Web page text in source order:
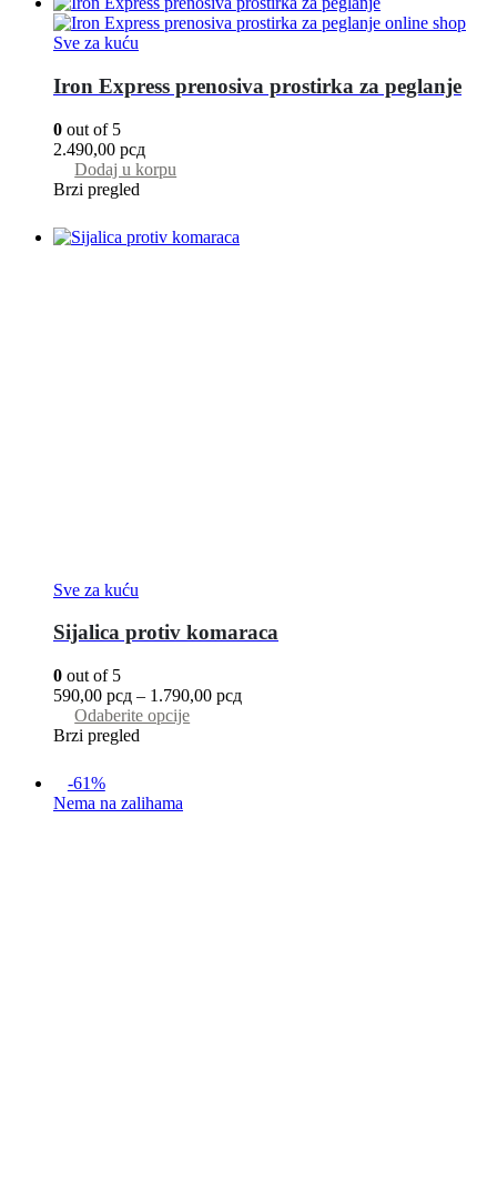
Sve za kuću
Iron Express prenosiva prostirka za peglanje
0 out of 5
2.490,00 рсд
Dodaj u korpu
Brzi pregled
Sve za kuću
Sijalica protiv komaraca
0 out of 5
590,00 рсд – 1.790,00 рсд
Odaberite opcije
Brzi pregled
-61%
Nema na zalihama